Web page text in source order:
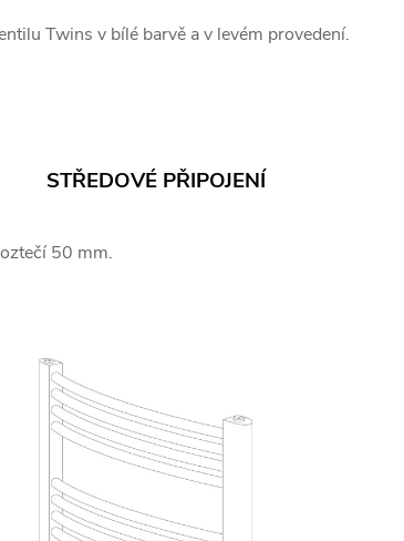
Twins v bílé barvě a v levém provedení.
STŘEDOVÉ PŘIPOJENÍ
50 mm.